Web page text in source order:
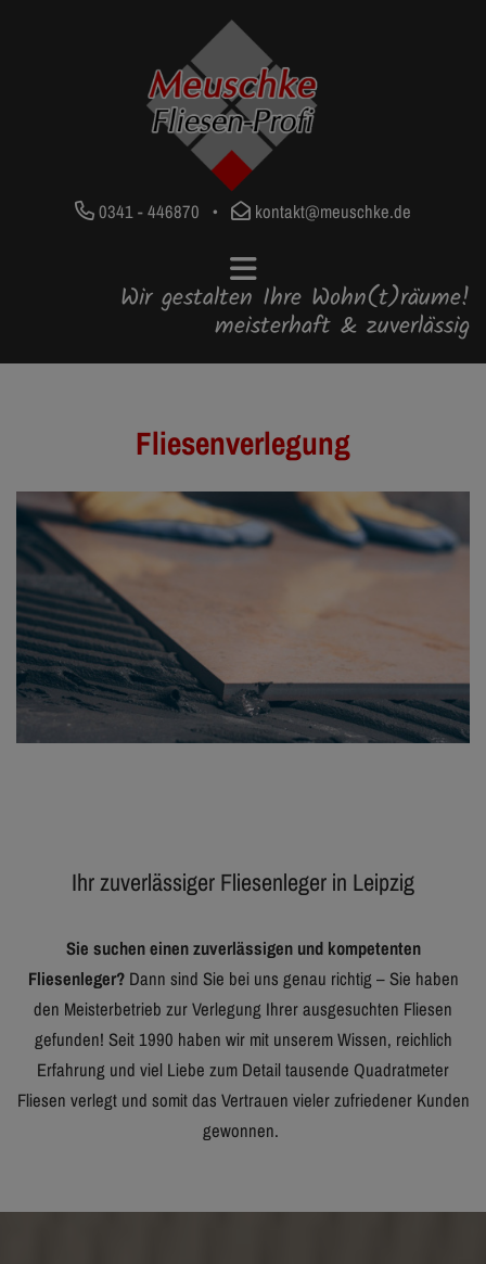
0341 - 446870 • kontakt@meuschke.de
Wir gestalten Ihre Wohn(t)räume!
meisterhaft & zuverlässig
Fliesenverlegung
Ihr zuverlässiger Fliesenleger in Leipzig
Sie suchen einen zuverlässigen und kompetenten
Fliesenleger?Dann sind Sie bei uns genau richtig – Sie haben
den Meisterbetrieb zur Verlegung Ihrer ausgesuchten Fliesen
gefunden! Seit 1990 haben wir mit unserem Wissen, reichlich
Erfahrung und viel Liebe zum Detail tausende Quadratmeter
Fliesen verlegt und somit das Vertrauen vieler zufriedener Kunden
gewonnen.